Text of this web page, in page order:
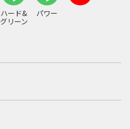
ハード&
グリーン
パワー